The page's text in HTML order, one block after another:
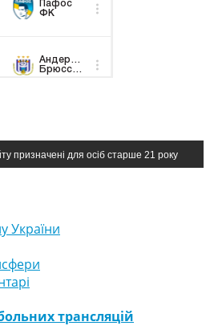
призначені для осіб старше 21 року
України
трансляцій